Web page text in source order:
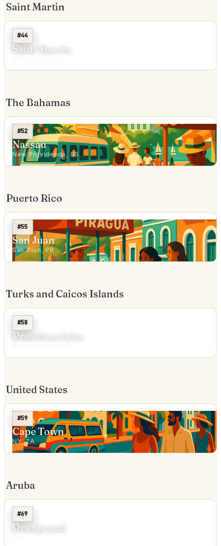
Saint Martin
#44
Saint Martin
The Bahamas
#52
Nassau
New Providence, BS
Puerto Rico
#55
San Juan
San Juan, PR
Turks and Caicos Islands
#58
Providenciales
United States
#59
Cape Town
NY, ZA
Aruba
#69
Oranjestad